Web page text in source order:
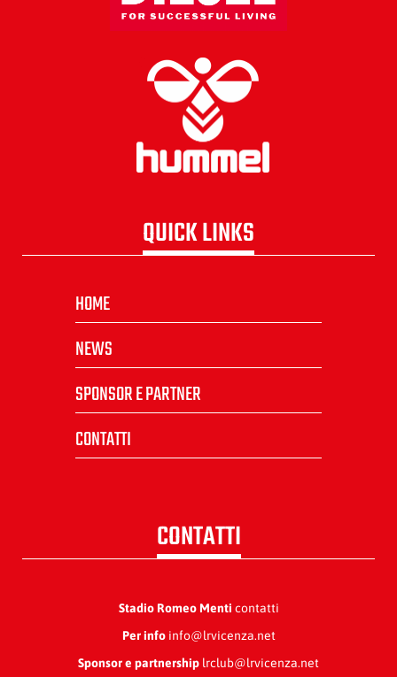
QUICK LINKS
HOME
NEWS
SPONSOR E PARTNER
CONTATTI
CONTATTI
Stadio Romeo Menti contatti
Per infoinfo@lrvicenza.net
Sponsor e partnership lrclub@lrvicenza.net